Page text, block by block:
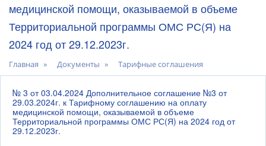
медицинской помощи, оказываемой в объеме
Территориальной программы ОМС РС(Я) на
2024 год от 29.12.2023г.
Главная Документы Тарифные соглашения
№ 3 от 03.04.2024 Дополнительное соглашение №3 от
29.03.2024г. к Тарифному соглашению на оплату
медицинской помощи, оказываемой в объеме
Территориальной программы ОМС РС(Я) на 2024 год от
29.12.2023г.